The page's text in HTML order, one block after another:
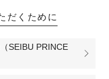
だくために
SEIBU PRINCE